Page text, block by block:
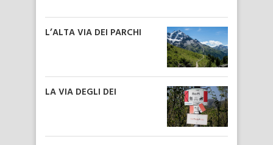
L’ALTA VIA DEI PARCHI
LA VIA DEGLI DEI